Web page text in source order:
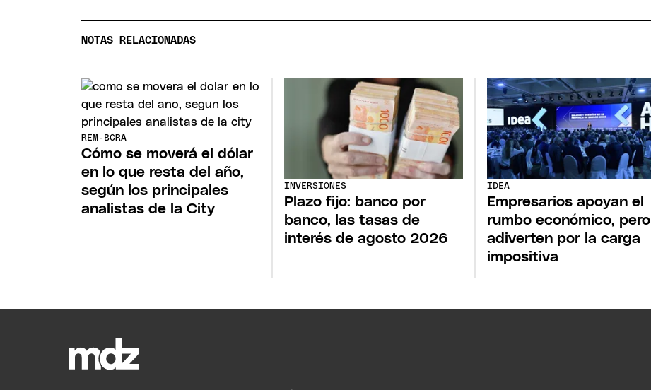
NOTAS RELACIONADAS
REM-BCRA
Cómo se moverá el dólar
en lo que resta del año,
según los principales
analistas de la City
INVERSIONES
Plazo fijo: banco por
banco, las tasas de
interés de agosto 2026
IDEA
Empresarios apoyan el
rumbo económico, pero
adiverten por la carga
impositiva